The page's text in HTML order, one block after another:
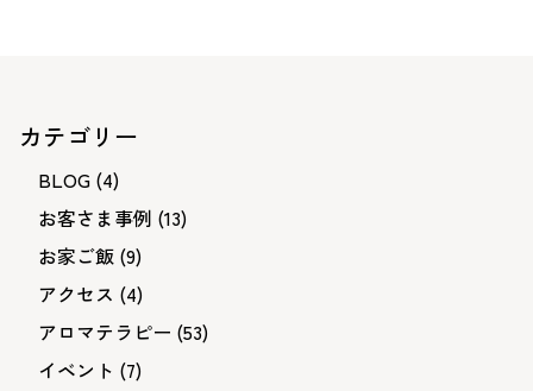
カテゴリー
BLOG (4)
お客さま事例 (13)
お家ご飯 (9)
アクセス (4)
アロマテラピー (53)
イベント (7)